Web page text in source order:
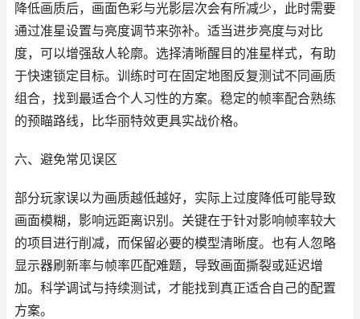
降低画质后，画面色彩与光影层次会有所减少，此时需要
通过准星设置与亮度调节来弥补。适当进步亮度与对比
度，可以增强敌人轮廓。选择清晰醒目的准星样式，有助
于快速锁定目标。训练时可在固定地图反复测试不同画质
组合，找到最适合个人习性的方案。稳定的帧率配合熟练
的预瞄路线，比华丽特效更具实战价格。
六、避免常见误区
部分玩家误以为画质越低越好，实际上过度降低可能导致
画面模糊，影响远距离识别。关键在于针对影响帧率较大
的项目进行削减，而保留必要的模型清晰度。也有人忽略
显示器刷新率与帧率匹配难题，导致画面撕裂或延迟增
加。科学调试与持续测试，才能找到真正适合自己的配置
方案。